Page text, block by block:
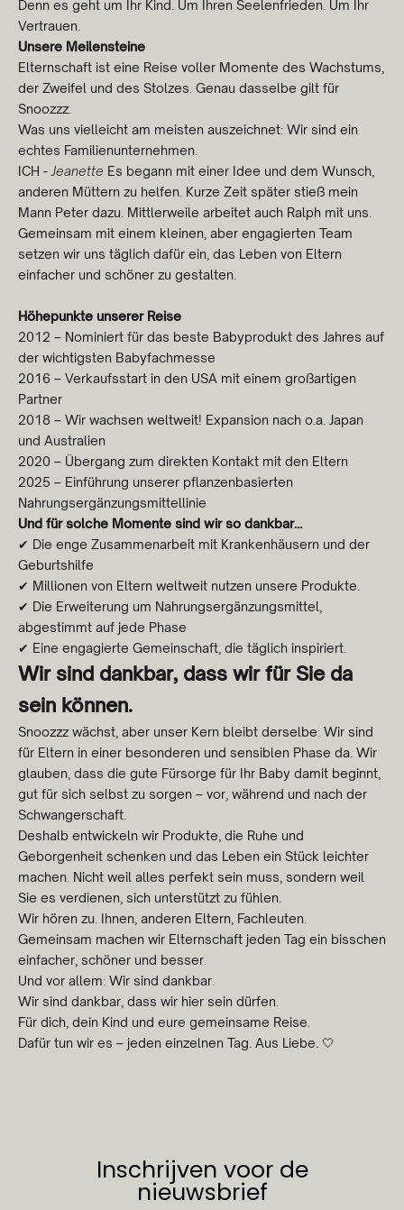
Denn es geht um Ihr Kind. Um Ihren Seelenfrieden. Um Ihr
Vertrauen.
Unsere Meilensteine
Elternschaft ist eine Reise voller Momente des Wachstums,
der Zweifel und des Stolzes. Genau dasselbe gilt für
Snoozzz.
Was uns vielleicht am meisten auszeichnet: Wir sind ein
echtes Familienunternehmen.
ICH - Jeanette Es begann mit einer Idee und dem Wunsch,
anderen Müttern zu helfen. Kurze Zeit später stieß mein
Mann Peter dazu. Mittlerweile arbeitet auch Ralph mit uns.
Gemeinsam mit einem kleinen, aber engagierten Team
setzen wir uns täglich dafür ein, das Leben von Eltern
einfacher und schöner zu gestalten.
Höhepunkte unserer Reise
2012 – Nominiert für das beste Babyprodukt des Jahres auf
der wichtigsten Babyfachmesse
2016 – Verkaufsstart in den USA mit einem großartigen
Partner
2018 – Wir wachsen weltweit! Expansion nach o.a. Japan
und Australien
2020 – Übergang zum direkten Kontakt mit den Eltern
2025 – Einführung unserer pflanzenbasierten
Nahrungsergänzungsmittellinie
Und für solche Momente sind wir so dankbar…
✔ Die enge Zusammenarbeit mit Krankenhäusern und der
Geburtshilfe
✔ Millionen von Eltern weltweit nutzen unsere Produkte.
✔ Die Erweiterung um Nahrungsergänzungsmittel,
abgestimmt auf jede Phase
✔ Eine engagierte Gemeinschaft, die täglich inspiriert.
Wir sind dankbar, dass wir für Sie da
sein können.
Snoozzz wächst, aber unser Kern bleibt derselbe: Wir sind
für Eltern in einer besonderen und sensiblen Phase da. Wir
glauben, dass die gute Fürsorge für Ihr Baby damit beginnt,
gut für sich selbst zu sorgen – vor, während und nach der
Schwangerschaft.
Deshalb entwickeln wir Produkte, die Ruhe und
Geborgenheit schenken und das Leben ein Stück leichter
machen. Nicht weil alles perfekt sein muss, sondern weil
Sie es verdienen, sich unterstützt zu fühlen.
Wir hören zu. Ihnen, anderen Eltern, Fachleuten.
Gemeinsam machen wir Elternschaft jeden Tag ein bisschen
einfacher, schöner und besser.
Und vor allem: Wir sind dankbar.
Wir sind dankbar, dass wir hier sein dürfen.
Für dich, dein Kind und eure gemeinsame Reise.
Dafür tun wir es – jeden einzelnen Tag. Aus Liebe. 🤍
Inschrijven voor de
nieuwsbrief
5% korting voor jou!
Beantwoord deze vraag en schrijf je in voor onze
nieuwsbrief. Welke situatie is voor jou van
toepassing?
Ik moet nog bevallen
Ik ben al bevallen